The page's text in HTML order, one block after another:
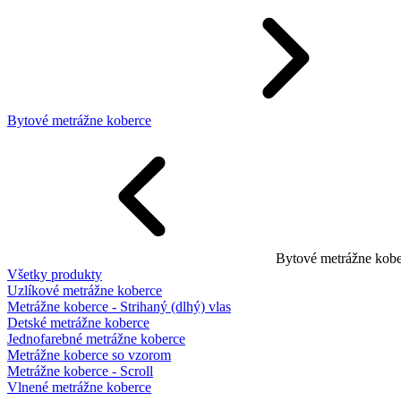
Bytové metrážne koberce
Bytové metrážne
Všetky produkty
Uzlíkové metrážne koberce
Metrážne koberce - Strihaný (dlhý) vlas
Detské metrážne koberce
Jednofarebné metrážne koberce
Metrážne koberce so vzorom
Metrážne koberce - Scroll
Vlnené metrážne koberce